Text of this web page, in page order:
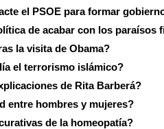
el PSOE para formar
de acabar con los paraísos
la visita de Obama?
el terrorismo islámico?
de Rita Barberá?
entre hombres y mujeres?
de la homeopatía?